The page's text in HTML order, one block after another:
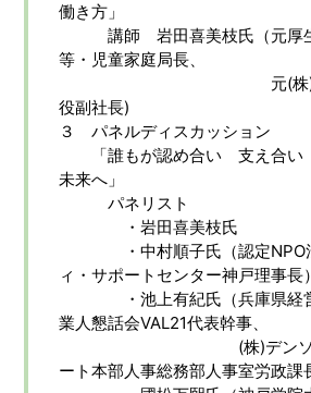
働き方」
講師 岩田喜美枝氏（元厚生
等・児童家庭局長、
元(株)資生堂
役副社長)
３ パネルディスカッション
「誰もが認め合い 支え合い
未来へ」
パネリスト
・岩田喜美枝氏
・中村順子氏（認定NPO法
ィ・サポートセンター神戸理事長）
・池上有紀氏（兵庫県経営
業人懇話会VAL21代表幹事、
(株)デンソーテン
ート本部人事総務部人事室労政課